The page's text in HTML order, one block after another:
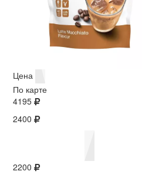
Цена
По карте
4195
2400
2200